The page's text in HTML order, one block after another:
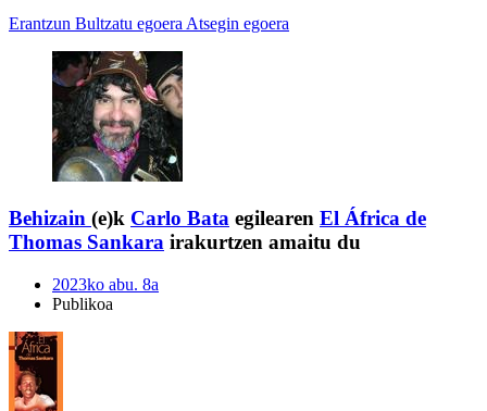
Erantzun Bultzatu egoera Atsegin egoera
Behizain (e)k Carlo Bata egilearen El África de
Thomas Sankara irakurtzen amaitu du
2023ko abu. 8a
Publikoa